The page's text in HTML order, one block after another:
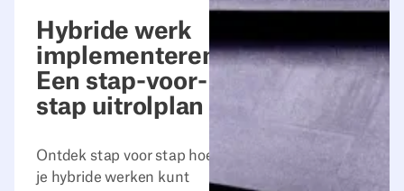
Hybride werk
implementeren:
Een stap-voor-
stap uitrolplan
Ontdek stap voor stap hoe
je hybride werken kunt